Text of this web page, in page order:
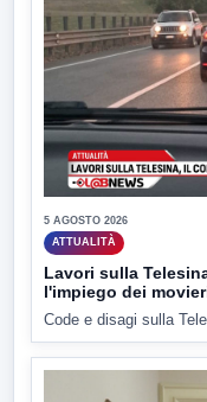
5 AGOSTO 2026
ATTUALITÀ
Lavori sulla
l'impiego dei
Code e disagi sulla